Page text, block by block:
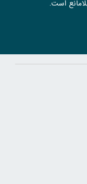
است.